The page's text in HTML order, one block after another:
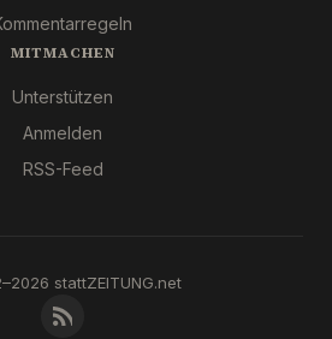
MITMACHEN
Unterstützen
Anmelden
RSS-Feed
stattZEITUNG.net